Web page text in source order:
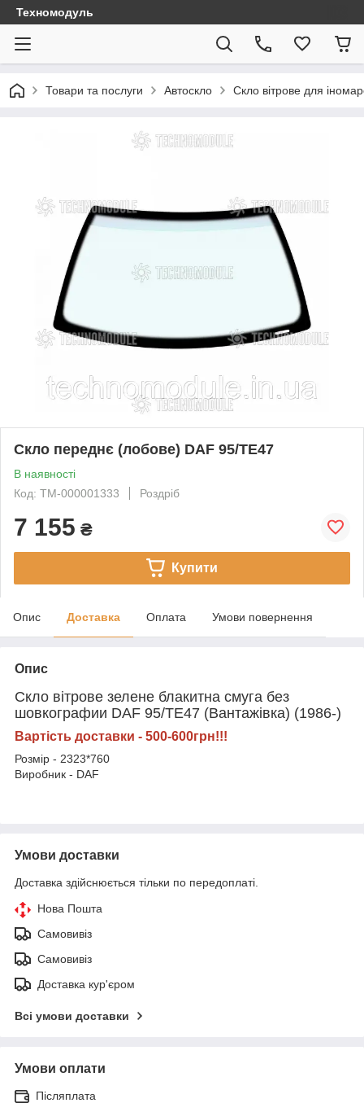
Техномодуль
Товари та послуги Автоскло Скло вітрове для
Скло переднє (лобове) DAF 95/TE47
В наявності
Код: TM-000001333
Роздріб
7 155 ₴
Купити
Опис Доставка Оплата Умови повернення
Опис
Скло вітрове зелене блакитна смуга без
шовкографии DAF 95/TE47 (Вантажівка) (1986-)
Вартість доставки - 500-600грн!!!
Розмір - 2323*760
Виробник - DAF
Умови доставки
Доставка здійснюється тільки по передоплаті.
Нова Пошта
Самовивіз
Самовивіз
Доставка кур'єром
Всі умови доставки
Умови оплати
Післяплата